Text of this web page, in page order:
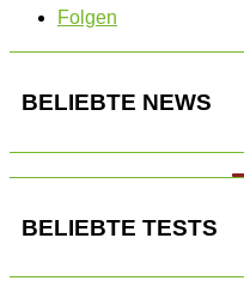
Folgen
BELIEBTE NEWS
BELIEBTE TESTS